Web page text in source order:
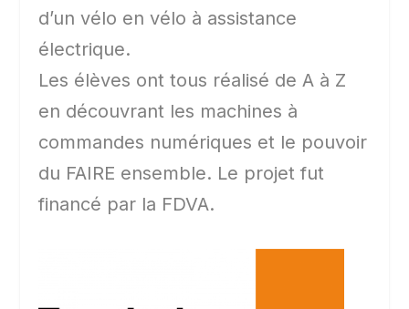
d’un vélo en vélo à assistance
électrique.
Les élèves ont tous réalisé de A à Z
en découvrant les machines à
commandes numériques et le pouvoir
du FAIRE ensemble. Le projet fut
financé par la FDVA.